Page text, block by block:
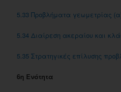
5.33 Προβλήματα γεωμετρίας
5.34 Διαίρεση ακεραίου και
5.35 Στρατηγικές επίλυσης
6η Ενότητα